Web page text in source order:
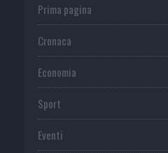
Prima pagina
Cronaca
Economia
Sport
Eventi